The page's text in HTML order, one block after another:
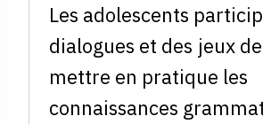
Les adolescents
dialogues et des jeux
mettre en pratique les
connaissances